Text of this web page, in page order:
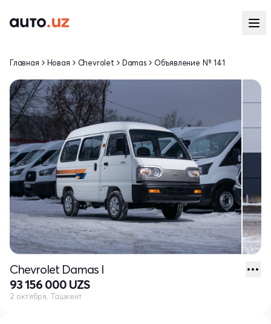
Главная Новая Chevrolet Damas Объявление № 141
Chevrolet Damas I
93 156 000 UZS
2 октября, Ташкент